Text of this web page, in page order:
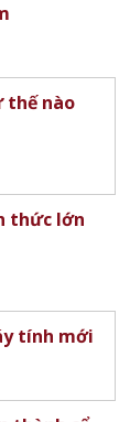
thế nào
thức lớn
tính mới